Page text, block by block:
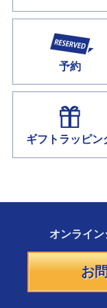
予約
ギフトラッピン
オンライ
お